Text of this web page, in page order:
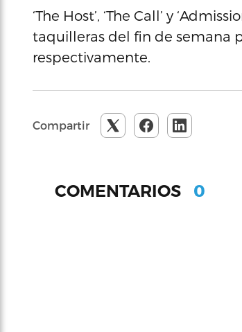
‘The Host’, ‘The Call’ y
taquilleras del fin de semana
respectivamente.
Compartir
COMENTARIOS 0